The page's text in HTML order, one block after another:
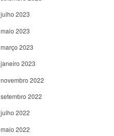
julho 2023
maio 2023
março 2023
janeiro 2023
novembro 2022
setembro 2022
julho 2022
maio 2022